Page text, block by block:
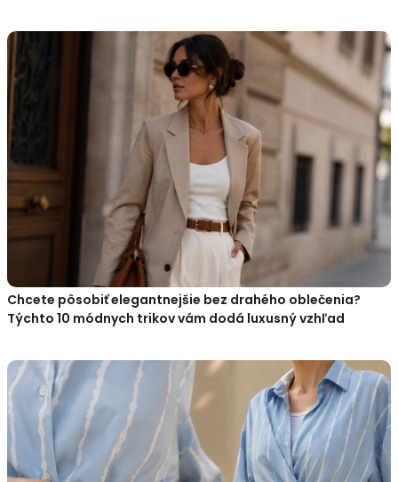
Chcete pôsobiť elegantnejšie bez drahého oblečenia?
Týchto 10 módnych trikov vám dodá luxusný vzhľad